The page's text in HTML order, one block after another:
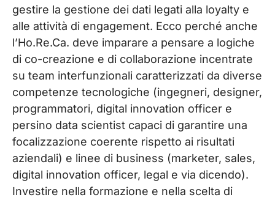
gestire la gestione dei dati legati alla loyalty e
alle attività di engagement. Ecco perché anche
l’Ho.Re.Ca. deve imparare a pensare a logiche
di co-creazione e di collaborazione incentrate
su team interfunzionali caratterizzati da diverse
competenze tecnologiche (ingegneri, designer,
programmatori, digital innovation officer e
persino data scientist capaci di garantire una
focalizzazione coerente rispetto ai risultati
aziendali) e linee di business (marketer, sales,
digital innovation officer, legal e via dicendo).
Investire nella formazione e nella scelta di